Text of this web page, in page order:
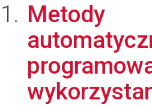
Metody